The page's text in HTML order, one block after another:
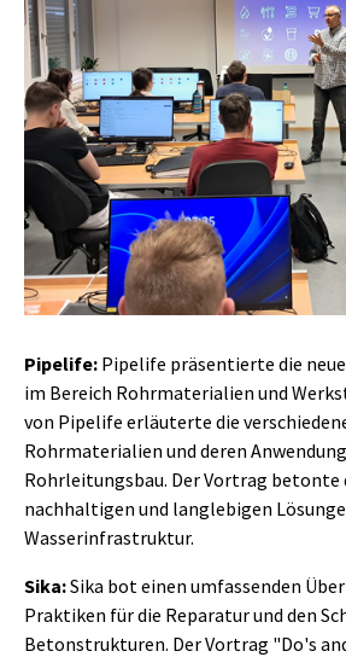
Pipelife: Pipelife präsentierte die
im Bereich Rohrmaterialien und
von Pipelife erläuterte die
Rohrmaterialien und deren
Rohrleitungsbau. Der Vortrag betonte
nachhaltigen und langlebigen
Wasserinfrastruktur.
Sika:Sika bot einen umfassenden
Praktiken für die Reparatur und den
Betonstrukturen. Der Vortrag "Do's